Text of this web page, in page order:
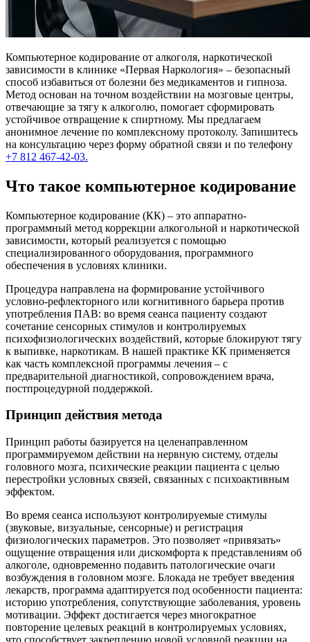
Компьютерное кодирование от алкоголя, наркотической
зависимости в клинике «Первая Наркология» – безопасный
способ избавиться от болезни без медикаментов и гипноза.
Метод основан на точном воздействии на мозговые центры,
отвечающие за тягу к алкоголю, помогает сформировать
устойчивое отвращение к спиртному. Мы предлагаем
анонимное лечение по комплексному протоколу. Запишитесь
на консультацию через форму обратной связи и по телефону
+7 812 467-42-03.
Что такое компьютерное кодирование
Компьютерное кодирование (КК) – это аппаратно-
программный метод коррекции алкогольной и наркотической
зависимости, который реализуется с помощью
специализированного оборудования, программного
обеспечения в условиях клиники.
Процедура направлена на формирование устойчивого
условно-рефлекторного или когнитивного барьера против
употребления ПАВ: во время сеанса пациенту создают
сочетание сенсорных стимулов и контролируемых
психофизиологических воздействий, которые блокируют тягу
к выпивке, наркотикам. В нашей практике КК применяется
как часть комплексной программы лечения – с
предварительной диагностикой, сопровождением врача,
постпроцедурной поддержкой.
Принцип действия метода
Принцип работы базируется на целенаправленном
программируемом действии на нервную систему, отделы
головного мозга, психические реакции пациента с целью
перестройки условных связей, связанных с психоактивным
эффектом.
Во время сеанса используют контролируемые стимулы
(звуковые, визуальные, сенсорные) и регистрация
физиологических параметров. Это позволяет «привязать»
ощущение отвращения или дискомфорта к представлениям об
алкоголе, одновременно подавить патологические очаги
возбуждения в головном мозге. Блокада не требует введения
лекарств, программа адаптируется под особенности пациента:
историю употребления, сопутствующие заболевания, уровень
мотивации. Эффект достигается через многократное
повторение целевых реакций в контролируемых условиях,
что способствует закреплению новой условной реакции на